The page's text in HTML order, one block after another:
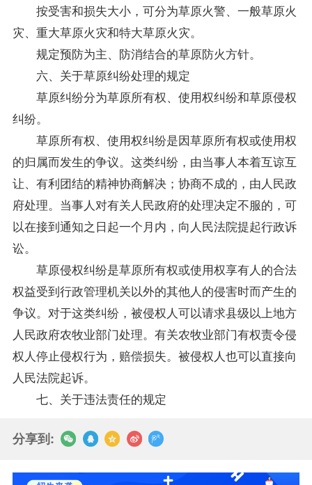
按受害和损失大小，可分为草原火警、一般草原火
灾、重大草原火灾和特大草原火灾。
规定预防为主、防消结合的草原防火方针。
六、关于草原纠纷处理的规定
草原纠纷分为草原所有权、使用权纠纷和草原侵权
纠纷。
草原所有权、使用权纠纷是因草原所有权或使用权
的归属而发生的争议。这类纠纷，由当事人本着互谅互
让、有利团结的精神协商解决；协商不成的，由人民政
府处理。当事人对有关人民政府的处理决定不服的，可
以在接到通知之日起一个月内，向人民法院提起行政诉
讼。
草原侵权纠纷是草原所有权或使用权享有人的合法
权益受到行政管理机关以外的其他人的侵害时而产生的
争议。对于这类纠纷，被侵权人可以请求县级以上地方
人民政府农牧业部门处理。有关农牧业部门有权责令侵
权人停止侵权行为，赔偿损失。被侵权人也可以直接向
人民法院起诉。
七、关于违法责任的规定
分享到: